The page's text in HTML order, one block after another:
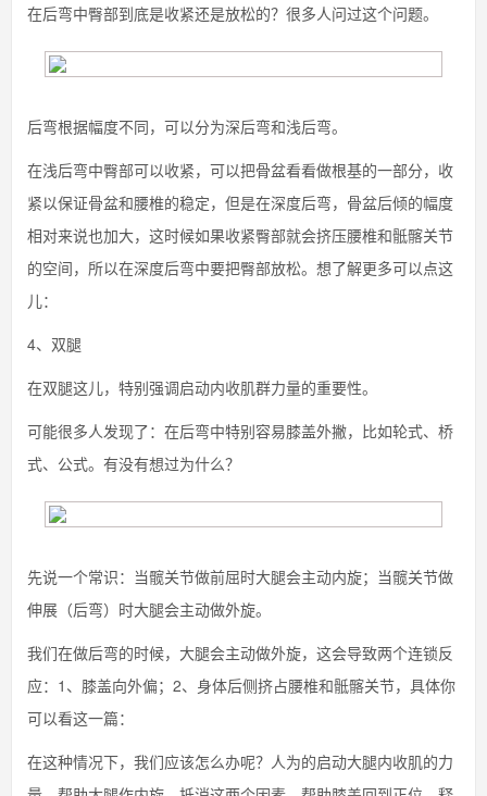
在后弯中臀部到底是收紧还是放松的？很多人问过这个问题。
后弯根据幅度不同，可以分为深后弯和浅后弯。
在浅后弯中臀部可以收紧，可以把骨盆看看做根基的一部分，收
紧以保证骨盆和腰椎的稳定，但是在深度后弯，骨盆后倾的幅度
相对来说也加大，这时候如果收紧臀部就会挤压腰椎和骶髂关节
的空间，所以在深度后弯中要把臀部放松。想了解更多可以点这
儿：
4、双腿
在双腿这儿，特别强调启动内收肌群力量的重要性。
可能很多人发现了：在后弯中特别容易膝盖外撇，比如轮式、桥
式、公式。有没有想过为什么？
先说一个常识：当髋关节做前屈时大腿会主动内旋；当髋关节做
伸展（后弯）时大腿会主动做外旋。
我们在做后弯的时候，大腿会主动做外旋，这会导致两个连锁反
应：1、膝盖向外偏；2、身体后侧挤占腰椎和骶髂关节，具体你
可以看这一篇：
在这种情况下，我们应该怎么办呢？人为的启动大腿内收肌的力